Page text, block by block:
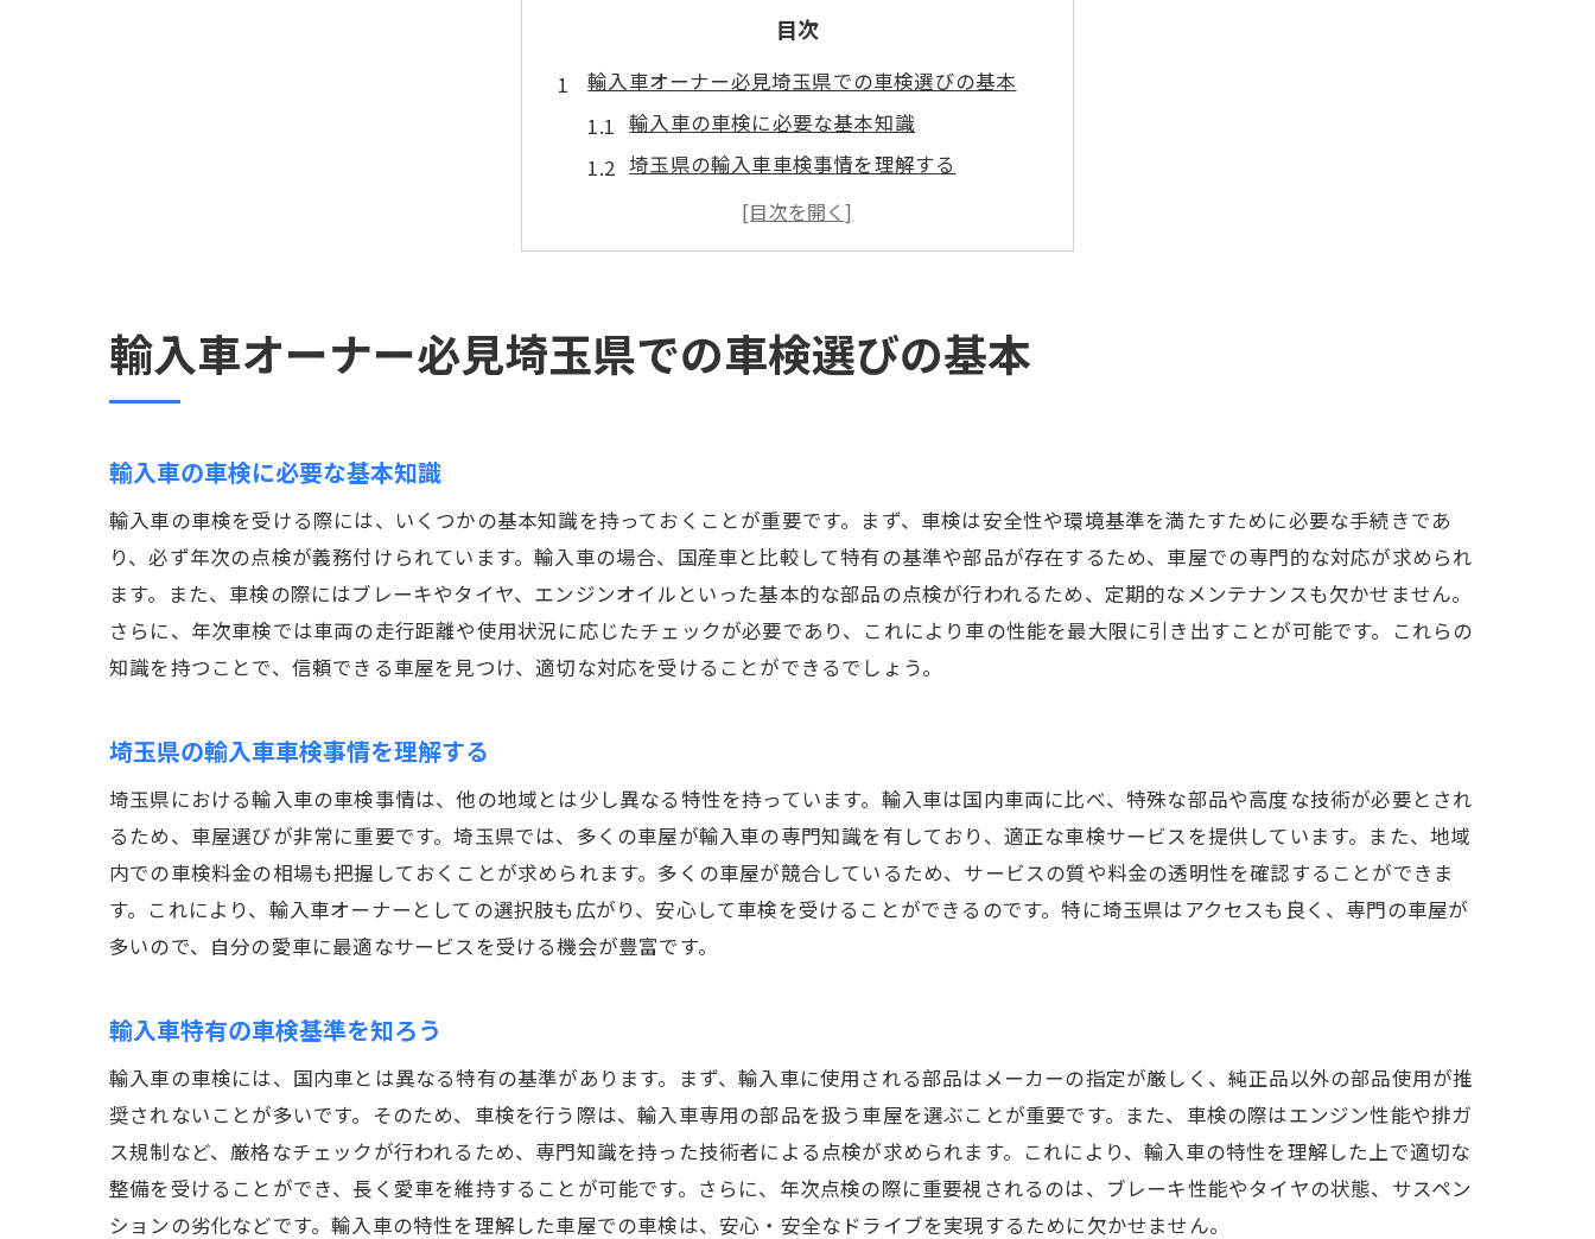
目次
輸入車オーナー必見埼玉県での車検選びの基本
輸入車の車検に必要な基本知識
埼玉県の輸入車車検事情を理解する
輸入車特有の車検基準を知ろう
車屋選びで重視すべきポイント
愛車の価値を守るための車検選び
信頼できる車屋を見つけるためのステップガイド
実績と資格が保証する安心感
訪問前に確認すべきポイント
車屋とのコミュニケーションの重要性
車検の重要性を知る輸入車メンテナンスの秘訣
車検を通して知る車の健康状態
輸入車のパフォーマンスを維持する方法
車検が安全運転に与える影響
故障リスクを減らす車検の重要性
埼玉県で輸入車のための優れた車屋を探す方法
地元での評判が高い業者を探す
埼玉県内の輸入車専門店をリストアップ
定期的な車検で業者の技術力を確認
比較検討を通じたベストな選択肢
輸入車オーナー必見埼玉県での車検選びの基本
輸入車の車検に必要な基本知識
輸入車の車検を受ける際には、いくつかの基本知識を持っておくことが重要です。まず、車検は安全性や環境基準を満たすために必要な手続きであ
り、必ず年次の点検が義務付けられています。輸入車の場合、国産車と比較して特有の基準や部品が存在するため、車屋での専門的な対応が求められ
ます。また、車検の際にはブレーキやタイヤ、エンジンオイルといった基本的な部品の点検が行われるため、定期的なメンテナンスも欠かせません。
さらに、年次車検では車両の走行距離や使用状況に応じたチェックが必要であり、これにより車の性能を最大限に引き出すことが可能です。これらの
知識を持つことで、信頼できる車屋を見つけ、適切な対応を受けることができるでしょう。
埼玉県の輸入車車検事情を理解する
埼玉県における輸入車の車検事情は、他の地域とは少し異なる特性を持っています。輸入車は国内車両に比べ、特殊な部品や高度な技術が必要とされ
るため、車屋選びが非常に重要です。埼玉県では、多くの車屋が輸入車の専門知識を有しており、適正な車検サービスを提供しています。また、地域
内での車検料金の相場も把握しておくことが求められます。多くの車屋が競合しているため、サービスの質や料金の透明性を確認することができま
す。これにより、輸入車オーナーとしての選択肢も広がり、安心して車検を受けることができるのです。特に埼玉県はアクセスも良く、専門の車屋が
多いので、自分の愛車に最適なサービスを受ける機会が豊富です。
輸入車特有の車検基準を知ろう
輸入車の車検には、国内車とは異なる特有の基準があります。まず、輸入車に使用される部品はメーカーの指定が厳しく、純正品以外の部品使用が推
奨されないことが多いです。そのため、車検を行う際は、輸入車専用の部品を扱う車屋を選ぶことが重要です。また、車検の際はエンジン性能や排ガ
ス規制など、厳格なチェックが行われるため、専門知識を持った技術者による点検が求められます。これにより、輸入車の特性を理解した上で適切な
整備を受けることができ、長く愛車を維持することが可能です。さらに、年次点検の際に重要視されるのは、ブレーキ性能やタイヤの状態、サスペン
ションの劣化などです。輸入車の特性を理解した車屋での車検は、安心・安全なドライブを実現するために欠かせません。